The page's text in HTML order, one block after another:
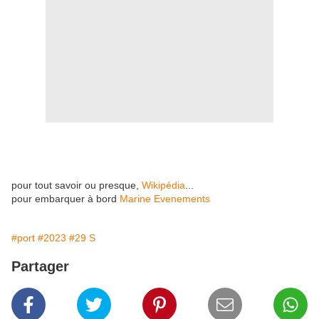
pour tout savoir ou presque, Wikipédia
pour embarquer à bord Marine Evenements
#port #2023 #29 S
Partager